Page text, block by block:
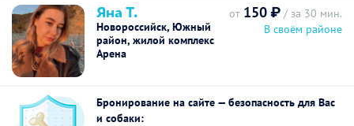
Яна Т.
Новороссийск, Южный
район, жилой комплекс
Арена
от 150 ₽ / за 30 мин.
В своём районе
Бронирование на сайте — безопасность для Вас
и собаки: